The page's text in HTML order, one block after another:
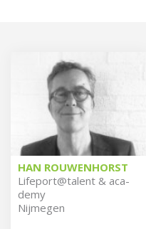
HAN ROUWENHORST
Li­fe­port@ta­lent & aca­
de­my
Nijmegen